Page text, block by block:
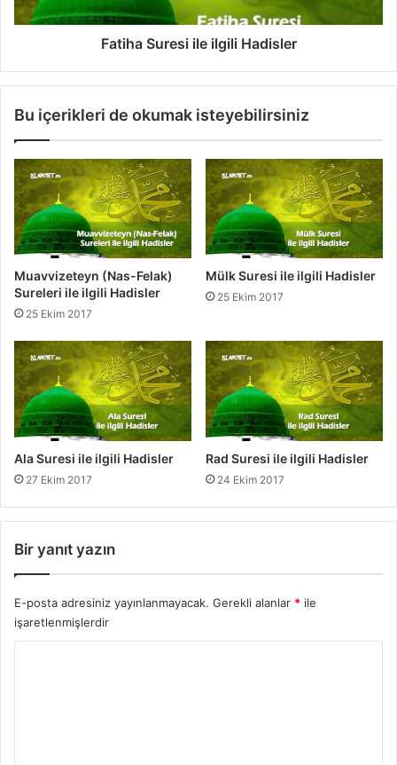
H
r
l
g
i
l
i
a
d
i
s
l
e
r
Fatiha Suresi ile ilgili Hadisler
Bu içerikleri de okumak isteyebilirsiniz
Muavvizeteyn (Nas-Felak)
Sureleri ile ilgili Hadisler
25 Ekim 2017
Mülk Suresi ile ilgili Hadisler
25 Ekim 2017
Ala Suresi ile ilgili Hadisler
27 Ekim 2017
Rad Suresi ile ilgili Hadisler
24 Ekim 2017
Bir yanıt yazın
E-posta adresiniz yayınlanmayacak. Gerekli alanlar * ile
işaretlenmişlerdir